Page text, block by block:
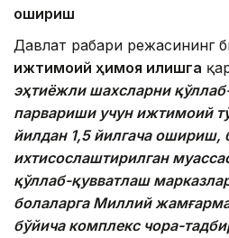
ошириш
Давлат раҳбари режасининг
ижтимоий ҳимоя қилишга
эҳтиёжли шахсларни
парвариши учун ижтимоий
йилдан 1,5 йилгача ошириш,
ихтисослаштирилган
қўллаб-қувватлаш
болаларга Миллий
бўйича комплекс чора-